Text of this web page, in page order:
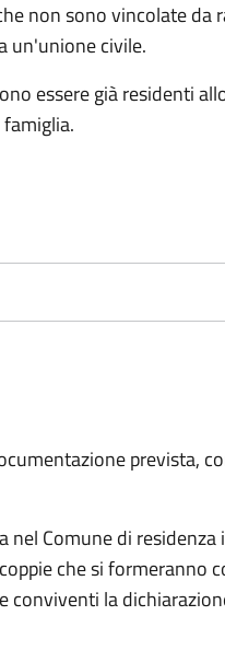
non sono vincolate da
un'unione civile.
essere già residenti
prevista,
nel Comune di residenza
che si formeranno
conviventi la